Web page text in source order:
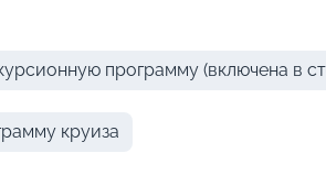
программу (включена в
круиза